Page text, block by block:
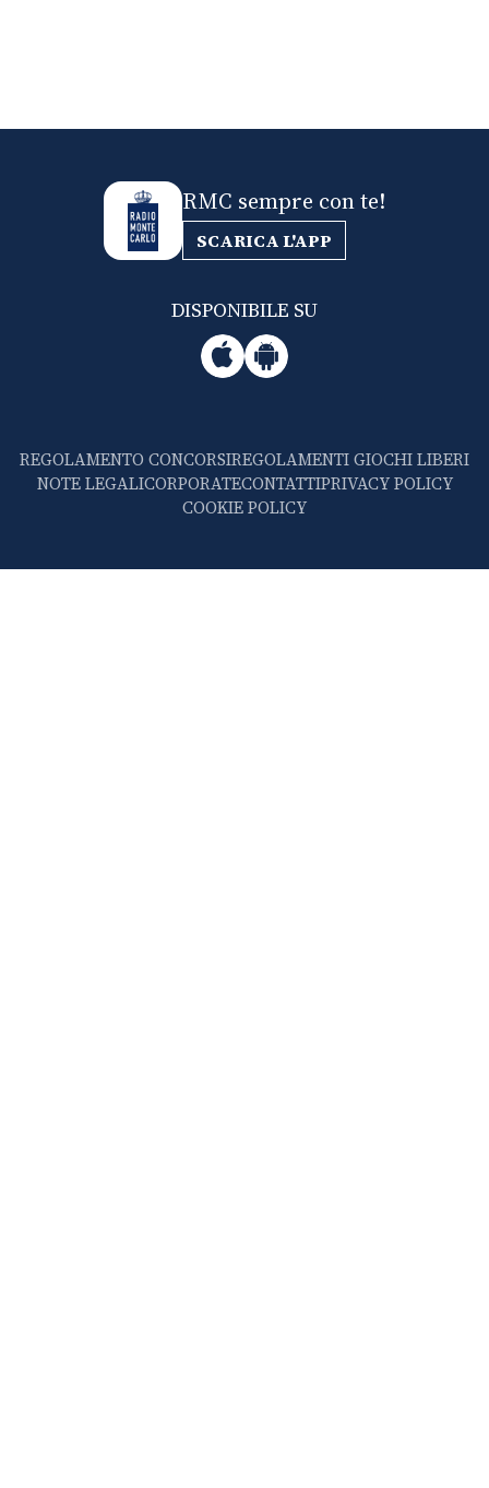
RMC sempre con te!
SCARICA L'APP
DISPONIBILE SU
REGOLAMENTO CONCORSIREGOLAMENTI GIOCHI LIBERI
NOTE LEGALICORPORATECONTATTIPRIVACY POLICY
COOKIE POLICY